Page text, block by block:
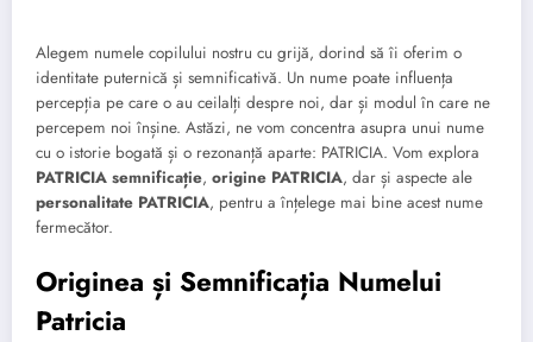
Alegem numele copilului nostru cu grijă, dorind să îi oferim o
identitate puternică și semnificativă. Un nume poate influența
percepția pe care o au ceilalți despre noi, dar și modul în care ne
percepem noi înșine. Astăzi, ne vom concentra asupra unui nume
cu o istorie bogată și o rezonanță aparte: PATRICIA. Vom explora
PATRICIA semnificație, origine PATRICIA, dar și aspecte ale
personalitate PATRICIA, pentru a înțelege mai bine acest nume
fermecător.
Originea și Semnificația Numelui
Patricia